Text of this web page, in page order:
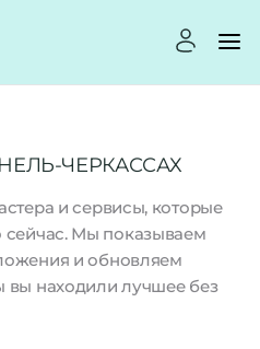
ЧЕРКАССАХ
и сервисы, которые
сейчас. Мы показываем
и обновляем
вы находили лучшее без